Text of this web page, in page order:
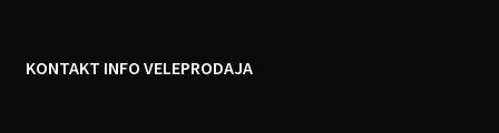
KONTAKT INFO VELEPRODAJA